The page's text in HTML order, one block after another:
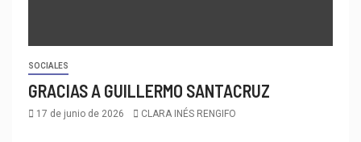
SOCIALES
GRACIAS A GUILLERMO SANTACRUZ
17 de junio de 2026 CLARA INÉS RENGIFO